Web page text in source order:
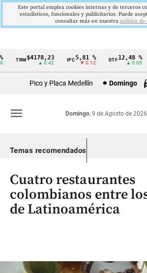
Cintillo
Colombia
TRM $4178,23
▲ 0.42
5,81 %
▼ 0.12
DTF12,48 %
▲ 0.05
Pico y Placa Medellín Domingo
Domingo, 9 de Agosto de 2026
menu
Temas recomendados
Cuatro restaurantes
colombianos entre
de Latinoamérica
Este portal emplea cookies internas y de terceros
estadísticos, funcionales y publicitarios. Puede
consultar más en nuestra politica de